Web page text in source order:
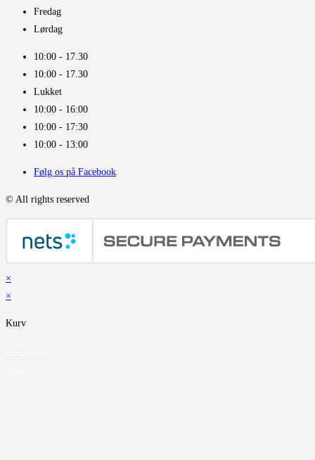
Fredag
Lørdag
10:00 - 17.30​
10:00 - 17.30​
Lukket
10:00 - 16:00​
10:00 - 17:30
10:00 - 13:00
Følg os på Facebook
© All rights reserved
×
×
Kurv